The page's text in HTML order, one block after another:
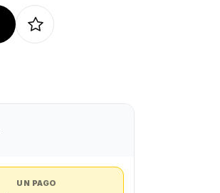
UN PAGO